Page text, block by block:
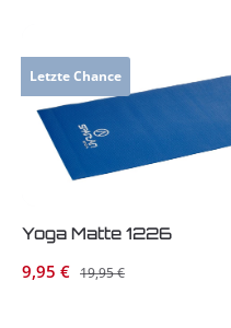
Letzte Chance
Yoga Matte 1226
Verkaufspreis:
9,95 € Regulärer Preis:
19,95 €